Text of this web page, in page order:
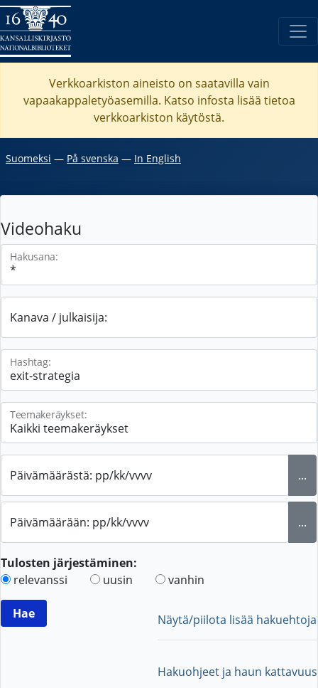
Verkkoarkiston aineisto on saatavilla vain
vapaakappaletyöasemilla. Katso infosta lisää tietoa
verkkoarkiston käytöstä.
Suomeksi ― På svenska ― In English
Videohaku
Hakusana:
Kanava / julkaisija:
Hashtag:
Teemakeräykset:
Päivämäärästä: pp/kk/vvvv ...
Päivämäärään: pp/kk/vvvv ...
Tulosten järjestäminen:
relevanssi
uusin vanhin
Näytä/piilota lisää hakuehtoja
Hakuohjeet ja haun kattavuus